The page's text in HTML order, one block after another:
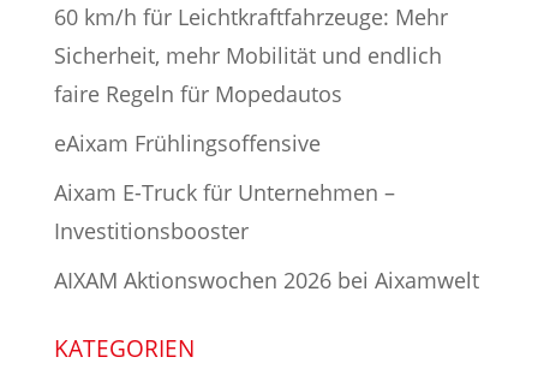
60 km/h für Leichtkraftfahrzeuge: Mehr
Sicherheit, mehr Mobilität und endlich
faire Regeln für Mopedautos
eAixam Frühlingsoffensive
Aixam E-Truck für Unternehmen –
Investitionsbooster
AIXAM Aktionswochen 2026 bei Aixamwelt
KATEGORIEN